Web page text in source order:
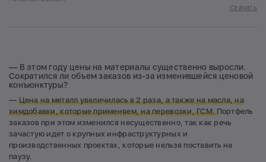
Скачать
— В этом году цены на материалы существенно выросли.
Сократился ли объем заказов из-за изменившейся ценовой
конъюнктуры?
— Цена на металл увеличилась в 2 раза, а также на масла, на
химдобавки, которые применяем, на перевозки, ГСМ.Портфель
заказов при этом изменился несущественно, так как речь
зачастую идет о крупных инфраструктурных и
производственных проектах, которые нельзя поставить на
паузу.